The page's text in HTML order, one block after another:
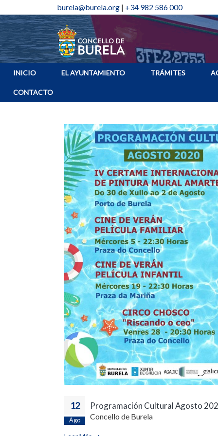
burela@burela.org | +34 982 586 000
INICIO EL AYUNTAMIENTO TRÁMITES
CONTACTO
12
Ago
Programación Cultural Agosto
Concello de Burela